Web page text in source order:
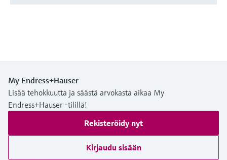
My Endress+Hauser
Lisää tehokkuutta ja säästä arvokasta aikaa My
Endress+Hauser -tilillä!
Rekisteröidy nyt
Kirjaudu sisään